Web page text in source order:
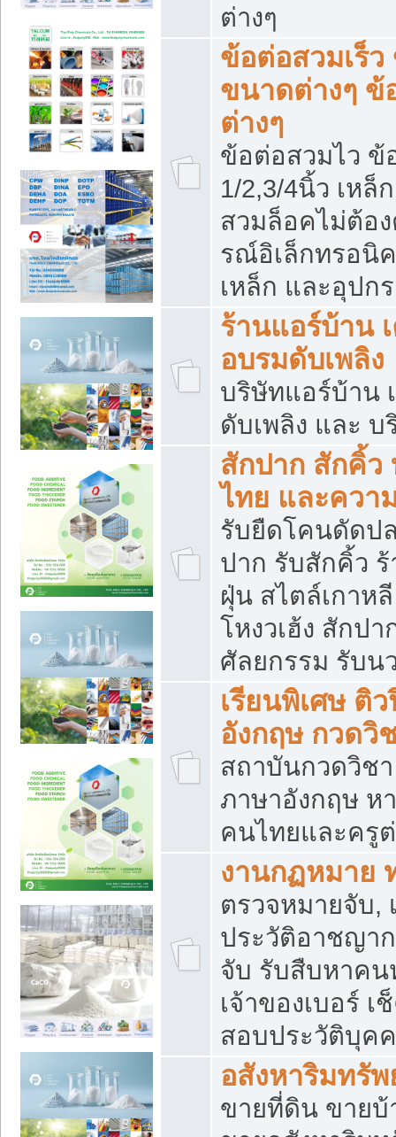
ต่างๆ
ข้อต่อสวมเร็
ขนาดต่างๆ ข้
ต่างๆ
ข้อต่อสวมไว ข้
1/2,3/4นิ้ว เหล็
สวมล็อคไม่ต้อ
รณ์อิเล็กทรอนิ
เหล็ก และอุปก
ร้านแอร์บ้าน
อบรมดับเพลิง
บริษัทแอร์บ้าน
ดับเพลิง และ
สักปาก สักคิ้
ไทย และควา
รับยืดโคนดัดป
ปาก รับสักคิ้ว
ฝุ่น สไตล์เกาห
โหงวเฮ้ง สักป
ศัลยกรรม รับน
เรียนพิเศษ ติ
อังกฤษ กวดวิ
สถาบันกวดวิช
ภาษาอังกฤษ ห
คนไทยและครู
งานกฏหมาย
ตรวจหมายจับ,
ประวัติอาชญา
จับ รับสืบหาคน
เจ้าของเบอร์
สอบประวัติบุค
อสังหาริมทรัพ
ขายที่ดิน ขายบ้